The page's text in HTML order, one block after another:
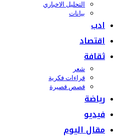
التحليل الاخباري
بيانات
ادب
اقتصاد
ثقافة
شعر
قراءات فكرية
قصص قصيرة
رياضة
فيديو
مقال اليوم